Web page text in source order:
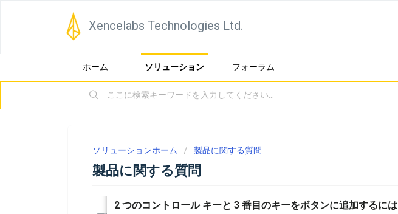
Xencelabs Technologies Ltd.
ホーム ソリューション フォーラム
ソリューションホーム 製品に関する質問
製品に関する質問